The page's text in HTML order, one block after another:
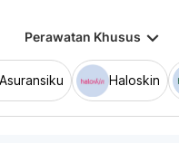
Perawatan Khusus keyboard_arrow_down
Asuransiku Haloskin